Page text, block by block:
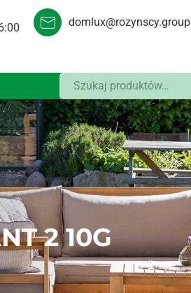
domlux@rozynscy.group
Szukaj:
2 10G